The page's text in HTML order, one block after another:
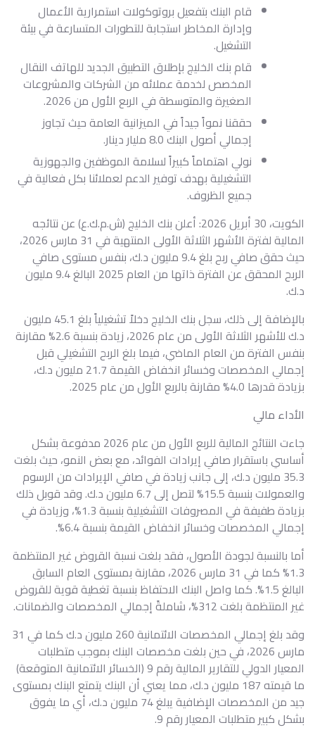
قام البنك بتفعيل بروتوكولات استمرارية الأعمال
وإدارة المخاطر استجابة للتطورات المتسارعة في بيئة
التشغيل.
قام بنك الخليج بإطلاق التطبيق الجديد للهاتف النقال
المخصص لخدمة عملائه من الشركات والمشروعات
الصغيرة والمتوسطة في الربع الأول من 2026.
حققنا نمواً جيداً في الميزانية العامة حيث تجاوز
إجمالي أصول البنك 8.0 مليار دينار.
نولي اهتماماً كبيراً لسلامة الموظفين والجهوزية
التشغيلية بهدف توفير الدعم لعملائنا بكل فعالية في
جميع الظروف.
الكويت، 30 أبريل 2026: أعلن بنك الخليج (ش.م.ك.ع) عن نتائجه
المالية لفترة الأشهر الثلاثة الأولى المنتهية في 31 مارس 2026،
حيث حقق صافي ربح بلغ 9.4 مليون د.ك، بنفس مستوى صافي
الربح المحقق عن الفترة ذاتها من العام 2025 البالغ 9.4 مليون
د.ك.
بالإضافة إلى ذلك، سجل بنك الخليج دخلاً تشغيلياً بلغ 45.1 مليون
د.ك للأشهر الثلاثة الأولى من عام 2026، زيادة بنسبة 2.6% مقارنة
بنفس الفترة من العام الماضي، فيما بلغ الربح التشغيلي قبل
إجمالي المخصصات وخسائر انخفاض القيمة 21.7 مليون د.ك،
بزيادة قدرها 4.0% مقارنة بالربع الأول من عام 2025.
الأداء مالي
جاءت النتائج المالية للربع الأول من عام 2026 مدفوعة بشكل
أساسي باستقرار صافي إيرادات الفوائد، مع بعض النمو، حيث بلغت
35.3 مليون د.ك، إلى جانب زيادة في صافي الإيرادات من الرسوم
والعمولات بنسبة 15.5% لتصل إلى 6.7 مليون د.ك. وقد قوبل ذلك
بزيادة طفيفة في المصروفات التشغيلية بنسبة 1.3%، وزيادة في
إجمالي المخصصات وخسائر انخفاض القيمة بنسبة 6.4%.
أما بالنسبة لجودة الأصول، فقد بلغت نسبة القروض غير المنتظمة
1.3% كما في 31 مارس 2026، مقارنة بمستوى العام السابق
البالغ 1.5%. كما واصل البنك الاحتفاظ بنسبة تغطية قوية للقروض
غير المنتظمة بلغت 312%، شاملةً إجمالي المخصصات والضمانات.
وقد بلغ إجمالي المخصصات الائتمانية 260 مليون د.ك كما في 31
مارس 2026، في حين بلغت مخصصات البنك بموجب متطلبات
المعيار الدولي للتقارير المالية رقم 9 (الخسائر الائتمانية المتوقعة)
ما قيمته 187 مليون د.ك، مما يعني أن البنك يتمتع البنك بمستوى
جيد من المخصصات الإضافية يبلغ 74 مليون د.ك، أي ما يفوق
بشكل كبير متطلبات المعيار رقم 9.